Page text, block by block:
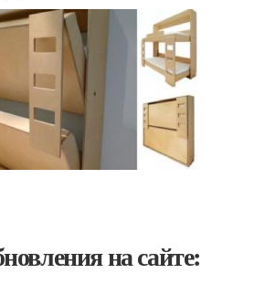
на сайте: